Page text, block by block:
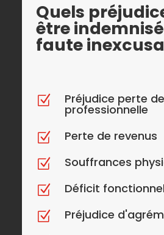
Quels
être
faute
Z Préjudice perte
professionnelle
Z
Perte de revenus
Z
Souffrances
Z
Déficit fonctionnel
Z
Préjudice